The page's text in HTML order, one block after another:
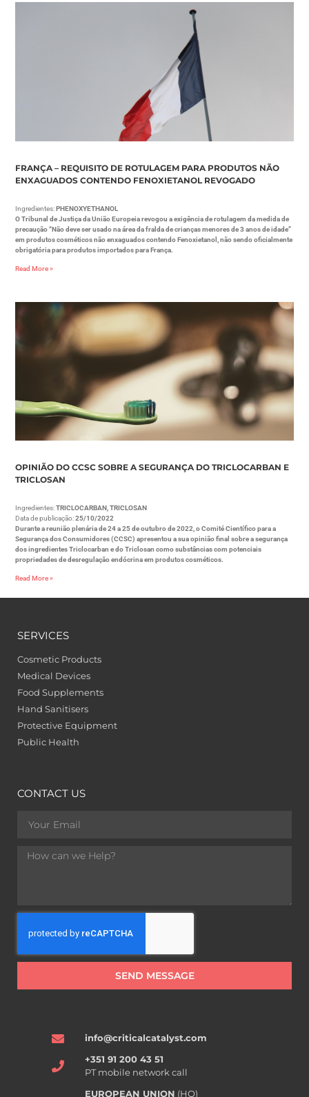
FRANÇA – REQUISITO DE ROTULAGEM PARA PRODUTOS NÃO
ENXAGUADOS CONTENDO FENOXIETANOL REVOGADO
Ingredientes:PHENOXYETHANOL
O Tribunal de Justiça da União Europeia revogou a exigência de rotulagem da medida de
precaução “Não deve ser usado na área da fralda de crianças menores de 3 anos de idade”
em produtos cosméticos não enxaguados contendo Fenoxietanol, não sendo oficialmente
obrigatória para produtos importados para França.
Read More »
OPINIÃO DO CCSC SOBRE A SEGURANÇA DO TRICLOCARBAN E
TRICLOSAN
Ingredientes:TRICLOCARBAN, TRICLOSAN
Data de publicação:25/10/2022
Durante a reunião plenária de 24 a 25 de outubro de 2022, o Comité Científico para a
Segurança dos Consumidores (CCSC) apresentou a sua opinião final sobre a segurança
dos ingredientes Triclocarban e do Triclosan como substâncias com potenciais
propriedades de desregulação endócrina em produtos cosméticos.
Read More »
SERVICES
Cosmetic Products
Medical Devices
Food Supplements
Hand Sanitisers
Protective Equipment
Public Health
CONTACT US
SEND MESSAGE
info@criticalcatalyst.com
+351 91 200 43 51
PT mobile network call
EUROPEAN UNION (HQ)